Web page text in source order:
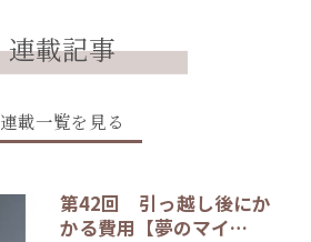
連載記事
連載一覧を見る
第42回 引っ越し後にか
かる費用【夢のマイ…